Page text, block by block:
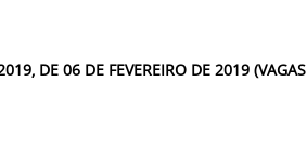
DE 06 DE FEVEREIRO DE 2019 (VAGAS